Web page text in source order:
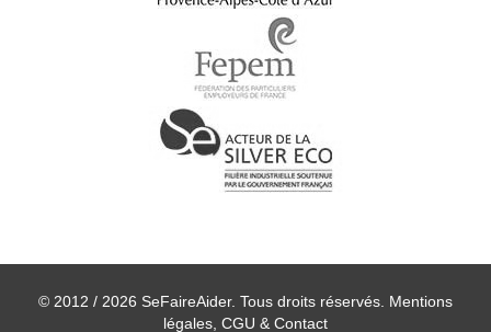
© 2012 / 2026 SeFaireAider. Tous droits réservés. Mentions
légales, CGU & Contact